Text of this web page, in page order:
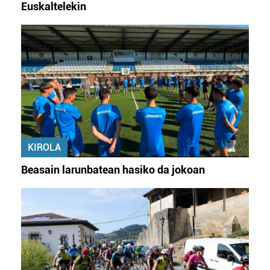
zure baimena Cookieen adierazpenean.
Webgune honek cookie propioak eta hirugarrenen cookie-
fitxategiak erabiltzen ditu. Zure esperientzia eta
zerbitzuak hobetzeko asmoz, cookie teknologiaz
baliatzen gara. Ohar hau onartuz gero, teknologia hori
erabiltzeko baimen esplizitua ematen diguzu.Gehiago
irakurri
Euskaltelekin
KIROLA
Beasain larunbatean hasiko da jokoan